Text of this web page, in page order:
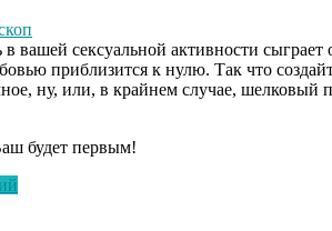
вашей сексуальной активности
приблизится к нулю. Так что
ну, или, в крайнем случае, шелковый
будет первым!